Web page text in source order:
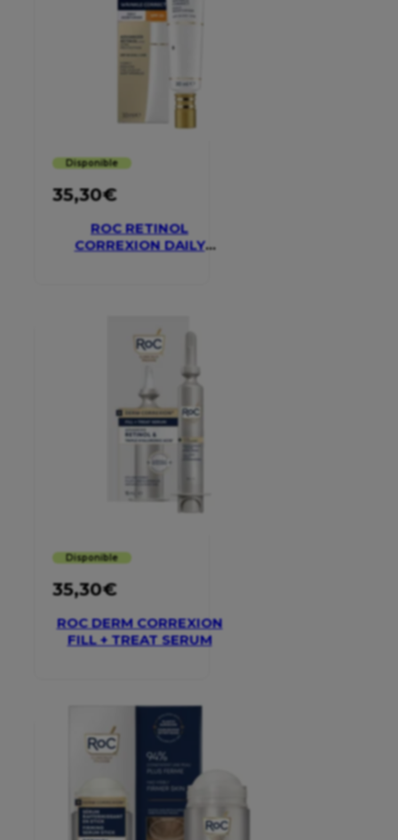
Disponible
35,30€
ROC RETINOL
CORREXION DAILY
Disponible
35,30€
ROC DERM CORREXION
FILL + TREAT SERUM